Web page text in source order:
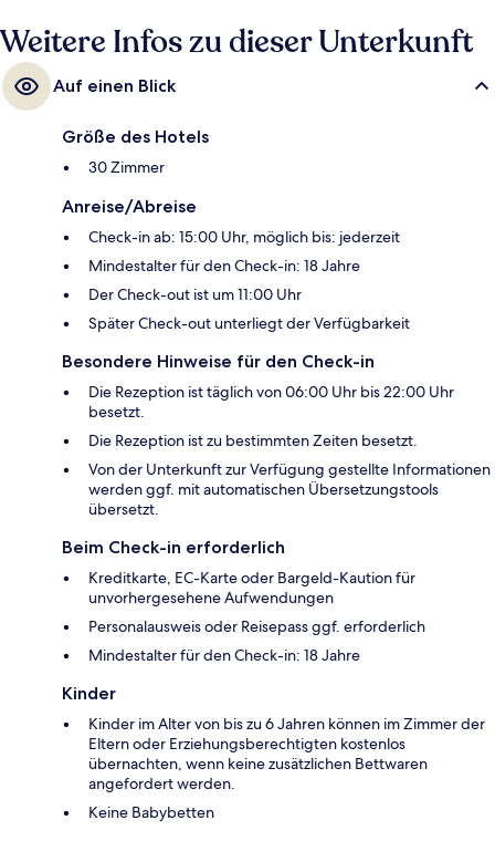
Weitere Infos zu dieser Unterkunft
Auf einen Blick
Größe des Hotels
30 Zimmer
Anreise/Abreise
Check-in ab: 15:00 Uhr, möglich bis: jederzeit
Mindestalter für den Check-in: 18 Jahre
Der Check-out ist um 11:00 Uhr
Später Check-out unterliegt der Verfügbarkeit
Besondere Hinweise für den Check-in
Die Rezeption ist täglich von 06:00 Uhr bis 22:00 Uhr
besetzt.
Die Rezeption ist zu bestimmten Zeiten besetzt.
Von der Unterkunft zur Verfügung gestellte Informationen
werden ggf. mit automatischen Übersetzungstools
übersetzt.
Beim Check-in erforderlich
Kreditkarte, EC-Karte oder Bargeld-Kaution für
unvorhergesehene Aufwendungen
Personalausweis oder Reisepass ggf. erforderlich
Mindestalter für den Check-in: 18 Jahre
Kinder
Kinder im Alter von bis zu 6 Jahren können im Zimmer der
Eltern oder Erziehungsberechtigten kostenlos
übernachten, wenn keine zusätzlichen Bettwaren
angefordert werden.
Keine Babybetten